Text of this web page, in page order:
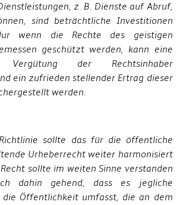
z. B. Dienste auf Abruf,
sind beträchtliche Investitionen
wenn die Rechte des geistigen
geschützt werden, kann eine
Vergütung der Rechtsinhaber
ein zufrieden stellender Ertrag dieser
werden.
sollte das für die öffentliche
Urheberrecht weiter harmonisiert
sollte im weiten Sinne verstanden
dahin gehend, dass es jegliche
die Öffentlichkeit umfasst, die an dem